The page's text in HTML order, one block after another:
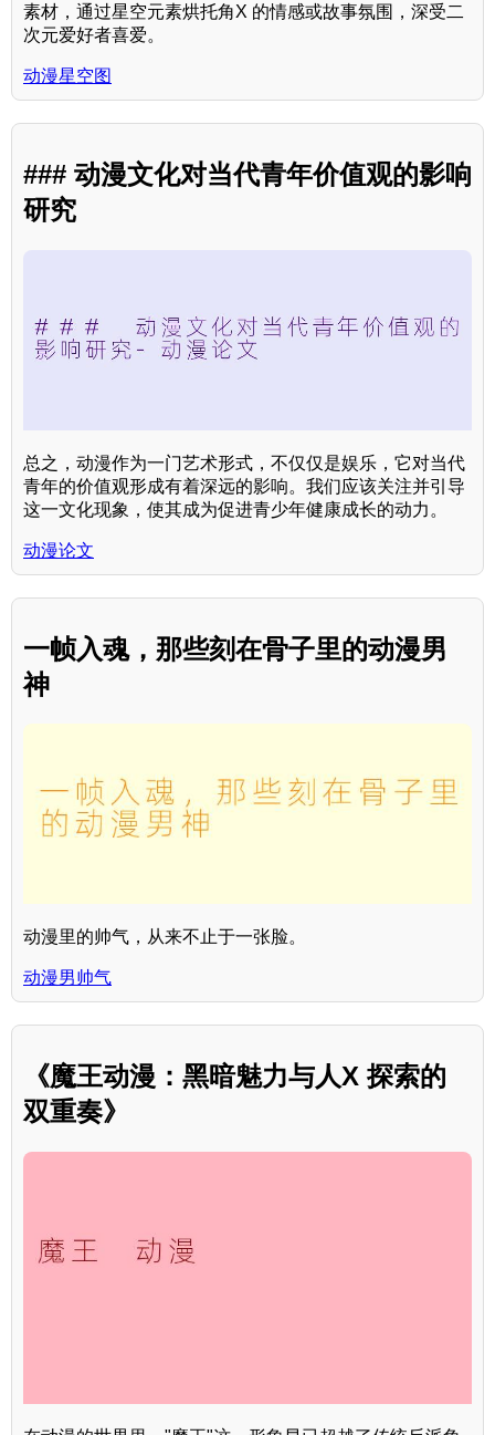
素材，通过星空元素烘托角X 的情感或故事氛围，深受二
次元爱好者喜爱。
动漫星空图
### 动漫文化对当代青年价值观的影响
研究
总之，动漫作为一门艺术形式，不仅仅是娱乐，它对当代
青年的价值观形成有着深远的影响。我们应该关注并引导
这一文化现象，使其成为促进青少年健康成长的动力。
动漫论文
一帧入魂，那些刻在骨子里的动漫男
神
动漫里的帅气，从来不止于一张脸。
动漫男帅气
《魔王动漫：黑暗魅力与人X 探索的
双重奏》